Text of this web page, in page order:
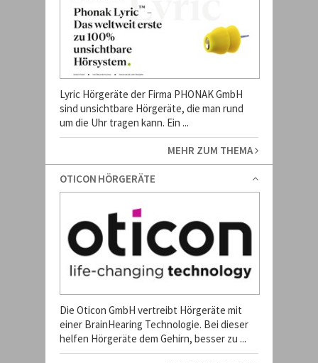
Lyric Hörgeräte der Firma PHONAK GmbH
sind unsichtbare Hörgeräte, die man rund
um die Uhr tragen kann. Ein ...
MEHR ZUM THEMA
OTICON HÖRGERÄTE
Die Oticon GmbH vertreibt Hörgeräte mit
einer BrainHearing Technologie. Bei dieser
helfen Hörgeräte dem Gehirn, besser zu ...